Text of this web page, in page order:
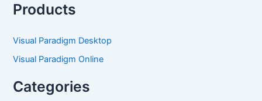
Products
Visual Paradigm Desktop
Visual Paradigm Online
Categories